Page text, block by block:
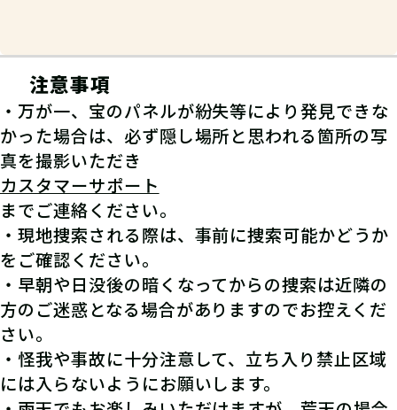
注意事項
・万が一、宝のパネルが紛失等により発見できな
かった場合は、必ず隠し場所と思われる箇所の写
真を撮影いただき
カスタマーサポート
までご連絡ください。
・現地捜索される際は、事前に捜索可能かどうか
をご確認ください。
・早朝や日没後の暗くなってからの捜索は近隣の
方のご迷惑となる場合がありますのでお控えくだ
さい。
・怪我や事故に十分注意して、立ち入り禁止区域
には入らないようにお願いします。